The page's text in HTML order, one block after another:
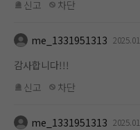
신고 차단
me_1331951313
감사합니다!!!
신고
차단
me_1331951313